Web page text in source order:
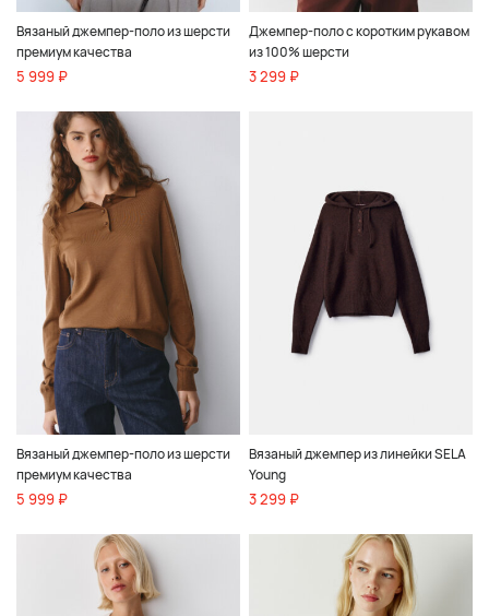
Вязаный джемпер-поло из шерсти
премиум качества
5 999 ₽
Джемпер-поло с коротким рукавом
из 100% шерсти
3 299 ₽
Вязаный джемпер-поло из шерсти
премиум качества
5 999 ₽
Вязаный джемпер из линейки SELA
Young
3 299 ₽